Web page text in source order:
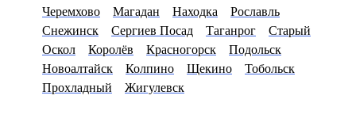
Черемхово
Магадан Находка
Рославль
Снежинск
Сергиев Посад Таганрог
Старый
Оскол
Королёв Красногорск
Подольск
Новоалтайск
Колпино Щекино
Тобольск
Прохладный
Жигулевск